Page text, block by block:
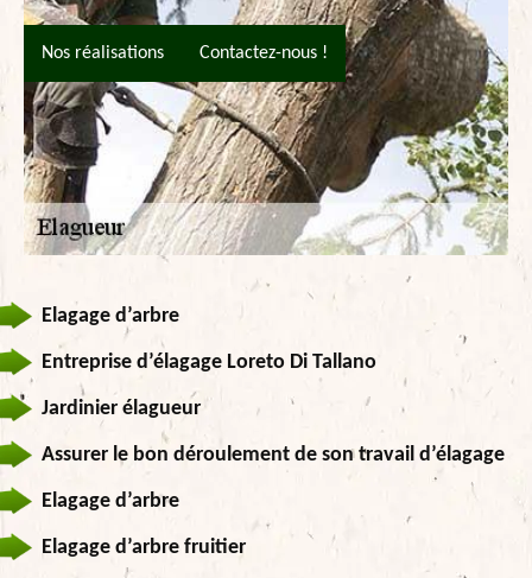
Nos réalisations Contactez-nous !
Elagage d’arbre
Entreprise d’élagage Loreto Di Tallano
Jardinier élagueur
Assurer le bon déroulement de son travail d’élagage
Elagage d’arbre
Elagage d’arbre fruitier